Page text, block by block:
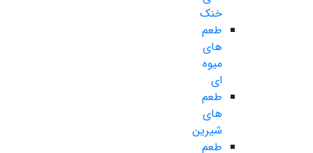
خنک
طعم
های
میوه
ای
طعم
های
شیرین
طعم